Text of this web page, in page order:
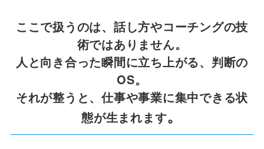
ここで扱うのは、話し方やコーチングの技
術ではありません。
人と向き合った瞬間に立ち上がる、 判断の
OS。
それが整うと、仕事や事業に集中できる状
態が生まれます。